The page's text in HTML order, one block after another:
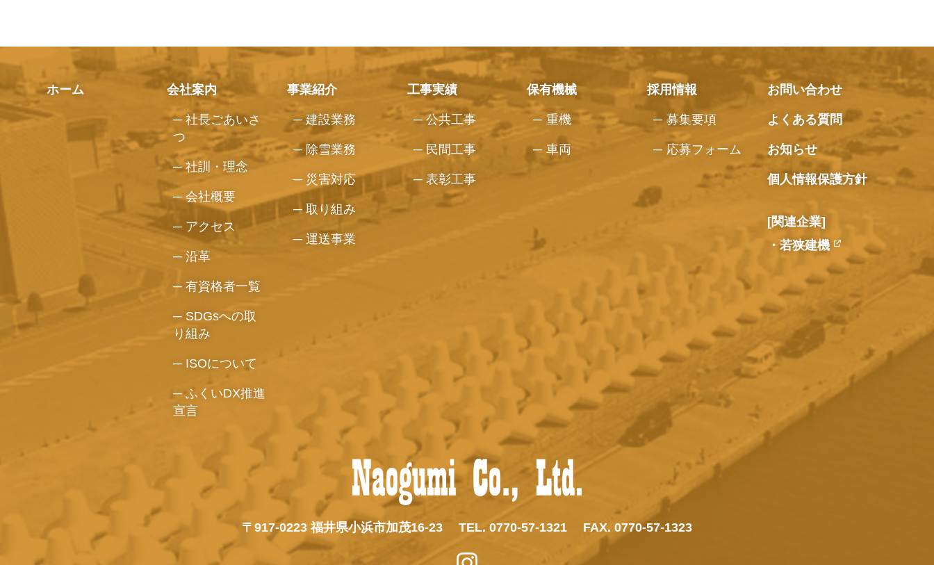
ホーム 会社案内
社長ごあいさ
つ
社訓・理念
会社概要
アクセス
沿革
有資格者一覧
SDGsへの取
り組み
ISOについて
ふくいDX推進
宣言
事業紹介
建設業務
除雪業務
災害対応
取り組み
運送事業
工事実績
公共工事
民間工事
表彰工事
保有機械
重機
車両
採用情報
募集要項
応募フォーム
お問い合わせ
よくある質問
お知らせ
個人情報保護方針
[関連企業]
若狭建機
〒917-0223 福井県小浜市加茂16-23 TEL. 0770-57-1321 FAX. 0770-57-1323